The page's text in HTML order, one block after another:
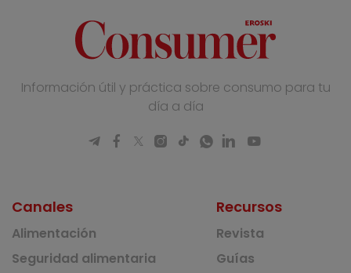
Información útil y práctica sobre consumo para tu
día a día
Canales
Alimentación
Seguridad alimentaria
Recursos
Revista
Guías